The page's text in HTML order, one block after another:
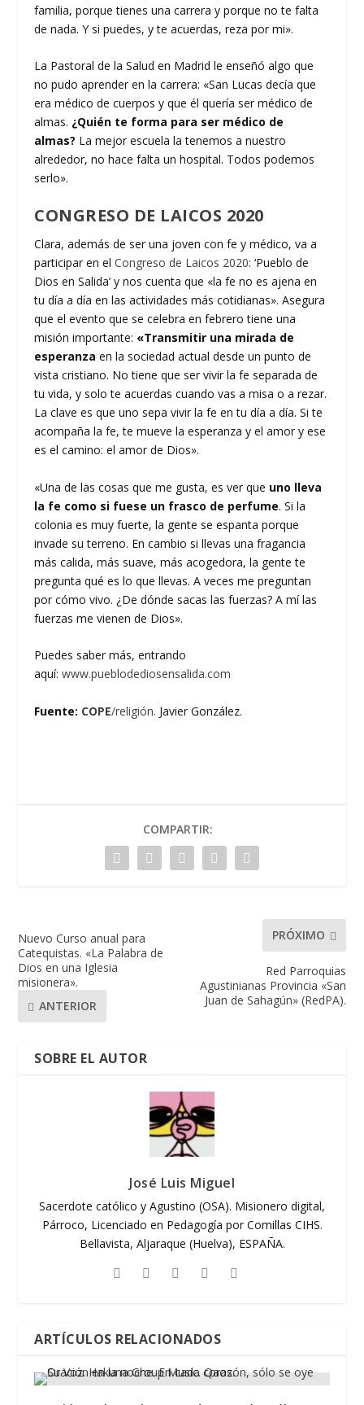
familia, porque tienes una carrera y porque no te falta
de nada. Y si puedes, y te acuerdas, reza por mi».
La Pastoral de la Salud en Madrid le enseñó algo que
no pudo aprender en la carrera: «San Lucas decía que
era médico de cuerpos y que él quería ser médico de
almas. ¿Quién te forma para ser médico de
almas? La mejor escuela la tenemos a nuestro
alrededor, no hace falta un hospital. Todos podemos
serlo».
CONGRESO DE LAICOS 2020
Clara, además de ser una joven con fe y médico, va a
participar en elCongreso de Laicos 2020: ‘Pueblo de
Dios en Salida’ y nos cuenta que «la fe no es ajena en
tu día a día en las actividades más cotidianas». Asegura
que el evento que se celebra en febrero tiene una
misión importante: «Transmitir una mirada de
esperanza en la sociedad actual desde un punto de
vista cristiano. No tiene que ser vivir la fe separada de
tu vida, y solo te acuerdas cuando vas a misa o a rezar.
La clave es que uno sepa vivir la fe en tu día a día. Si te
acompaña la fe, te mueve la esperanza y el amor y ese
es el camino: el amor de Dios».
«Una de las cosas que me gusta, es ver que uno lleva
la fe como si fuese un frasco de perfume. Si la
colonia es muy fuerte, la gente se espanta porque
invade su terreno. En cambio si llevas una fragancia
más calida, más suave, más acogedora, la gente te
pregunta qué es lo que llevas. A veces me preguntan
por cómo vivo. ¿De dónde sacas las fuerzas? A mí las
fuerzas me vienen de Dios».
Puedes saber más, entrando
aquí:www.pueblodediosensalida.com
Fuente: COPE/religión. Javier González.
COMPARTIR:
Nuevo Curso anual para
Catequistas. «La Palabra de
Dios en una Iglesia
misionera».
ANTERIOR
PRÓXIMO
Red Parroquias
Agustinianas Provincia «San
Juan de Sahagún» (RedPA).
SOBRE EL AUTOR
José Luis Miguel
Sacerdote católico y Agustino (OSA). Misionero digital,
Párroco, Licenciado en Pedagogía por Comillas CIHS.
Bellavista, Aljaraque (Huelva), ESPAÑA.
ARTÍCULOS RELACIONADOS